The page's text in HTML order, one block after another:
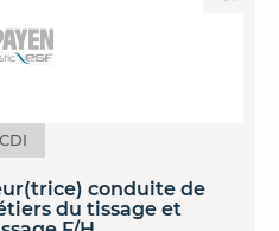
CDI
conduite de
du tissage et